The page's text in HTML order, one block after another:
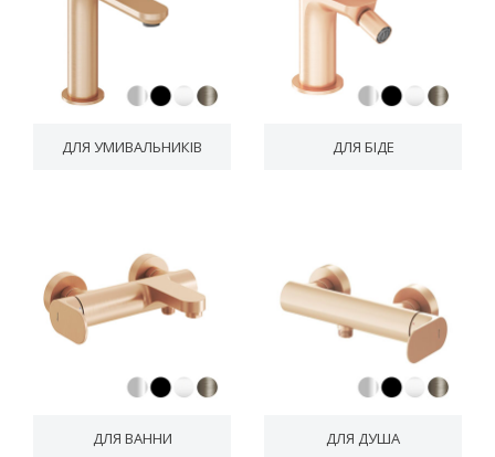
ДЛЯ УМИВАЛЬНИКІВ ДЛЯ БІДЕ
ДЛЯ ВАННИ ДЛЯ ДУША